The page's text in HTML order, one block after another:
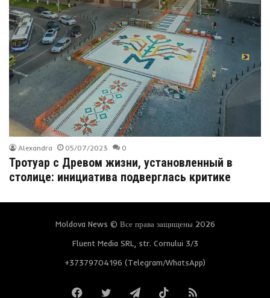
Alexandra 05/07/2023 0
Тротуар с Древом жизни, установленный в
столице: инициатива подверглась критике
Moldova News © Все права защищены 2026
Fluent Media SRL, str. Cornului 3/3
+37379704196 (Telegram/WhatsApp)
FacebookTwitterTelegramTikTokRSS